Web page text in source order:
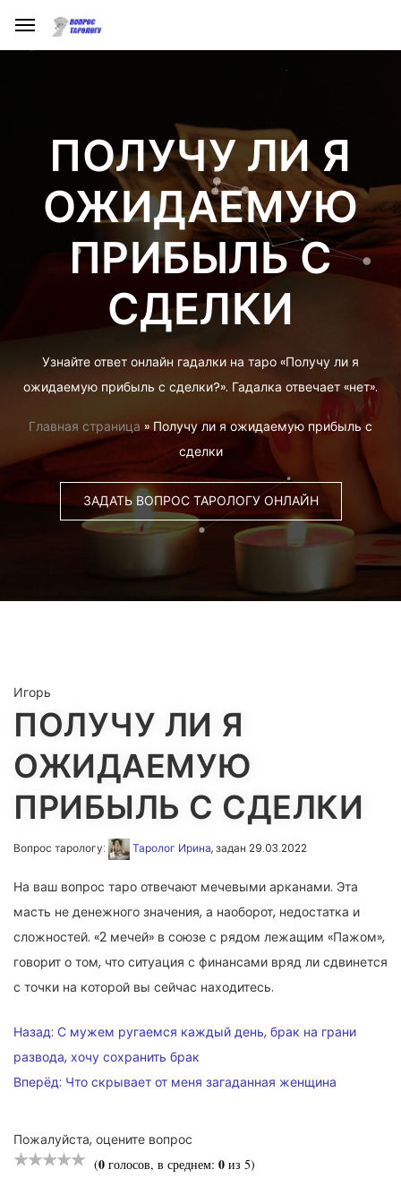
ПОЛУЧУ ЛИ Я
ОЖИДАЕМУЮ
ПРИБЫЛЬ С
СДЕЛКИ
Узнайте ответ онлайн гадалки на таро «Получу ли я
ожидаемую прибыль с сделки?». Гадалка отвечает «нет».
Главная страница»Получу ли я ожидаемую прибыль с
сделки
ЗАДАТЬ ВОПРОС ТАРОЛОГУ ОНЛАЙН
Игорь
ПОЛУЧУ ЛИ Я
ОЖИДАЕМУЮ
ПРИБЫЛЬ С СДЕЛКИ
Вопрос тарологу: Таролог Ирина, задан 29.03.2022
На ваш вопрос таро отвечают мечевыми арканами. Эта
масть не денежного значения, а наоборот, недостатка и
сложностей. «2 мечей» в союзе с рядом лежащим «Пажом»,
говорит о том, что ситуация с финансами вряд ли сдвинется
с точки на которой вы сейчас находитесь.
НАВИГАЦИЯ
ПО
ЗАПИСЯМ
Назад: С мужем ругаемся каждый день, брак на грани
развода, хочу сохранить брак
Вперёд: Что скрывает от меня загаданная женщина
Пожалуйста, оцените вопрос
(0 голосов, в среднем: 0 из 5)